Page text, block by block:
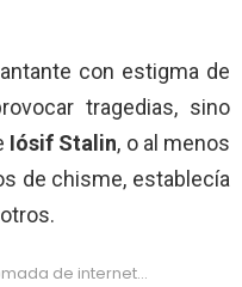
con estigma de
tragedias, sino
Iósif Stalin, o al menos
de chisme, establecía
de internet…